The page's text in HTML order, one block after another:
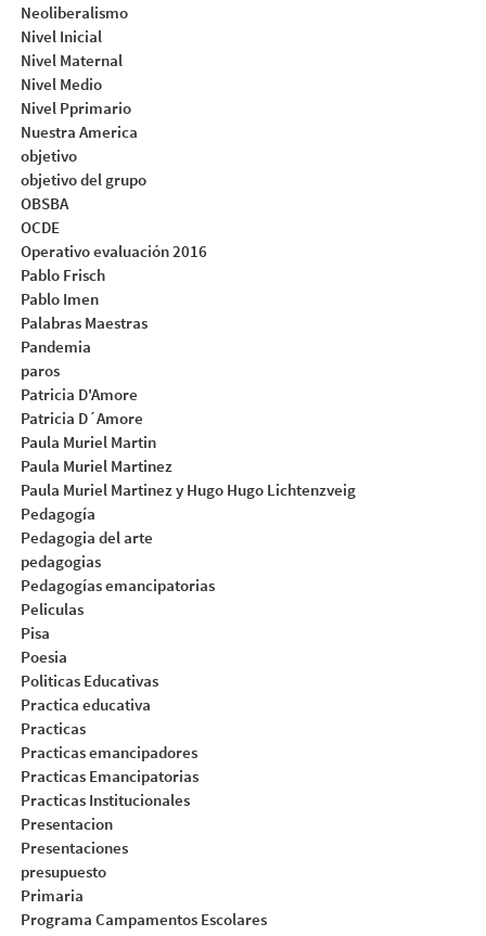
Neoliberalismo
Nivel Inicial
Nivel Maternal
Nivel Medio
Nivel Pprimario
Nuestra America
objetivo
objetivo del grupo
OBSBA
OCDE
Operativo evaluación 2016
Pablo Frisch
Pablo Imen
Palabras Maestras
Pandemia
paros
Patricia D'Amore
Patricia D´Amore
Paula Muriel Martin
Paula Muriel Martinez
Paula Muriel Martinez y Hugo Hugo Lichtenzveig
Pedagogía
Pedagogia del arte
pedagogias
Pedagogías emancipatorias
Peliculas
Pisa
Poesia
Politicas Educativas
Practica educativa
Practicas
Practicas emancipadores
Practicas Emancipatorias
Practicas Institucionales
Presentacion
Presentaciones
presupuesto
Primaria
Programa Campamentos Escolares